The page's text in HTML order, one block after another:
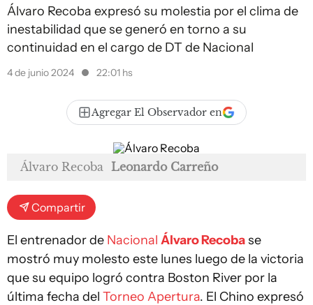
Álvaro Recoba expresó su molestia por el clima de
inestabilidad que se generó en torno a su
continuidad en el cargo de DT de Nacional
4 de junio 2024 22:01 hs
Agregar El Observador en
Álvaro Recoba Leonardo Carreño
Compartir
El entrenador de Nacional Álvaro Recobase
mostró muy molesto este lunes luego de la victoria
que su equipo logró contra Boston River por la
última fecha del Torneo Apertura. El Chino expresó